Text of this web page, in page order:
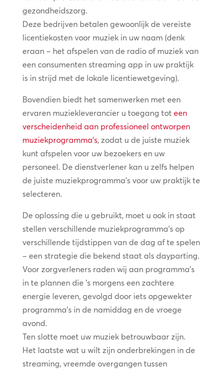
gezondheidszorg.
Deze bedrijven betalen gewoonlijk de vereiste
licentiekosten voor muziek in uw naam (denk
eraan – het afspelen van de radio of muziek van
een consumenten streaming app in uw praktijk
is in strijd met de lokale licentiewetgeving).
Bovendien biedt het samenwerken met een
ervaren muziekleverancier u toegang tot een
verscheidenheid aan professioneel ontworpen
muziekprogramma’s, zodat u de juiste muziek
kunt afspelen voor uw bezoekers en uw
personeel. De dienstverlener kan u zelfs helpen
de juiste muziekprogramma’s voor uw praktijk te
selecteren.
De oplossing die u gebruikt, moet u ook in staat
stellen verschillende muziekprogramma’s op
verschillende tijdstippen van de dag af te spelen
– een strategie die bekend staat als dayparting.
Voor zorgverleners raden wij aan programma’s
in te plannen die ’s morgens een zachtere
energie leveren, gevolgd door iets opgewekter
programma’s in de namiddag en de vroege
avond.
Ten slotte moet uw muziek betrouwbaar zijn.
Het laatste wat u wilt zijn onderbrekingen in de
streaming, vreemde overgangen tussen